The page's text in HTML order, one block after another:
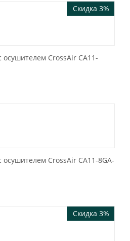
Скидка 3%
CrossAir CA11-
CrossAir CA11-8GA-
Скидка 3%